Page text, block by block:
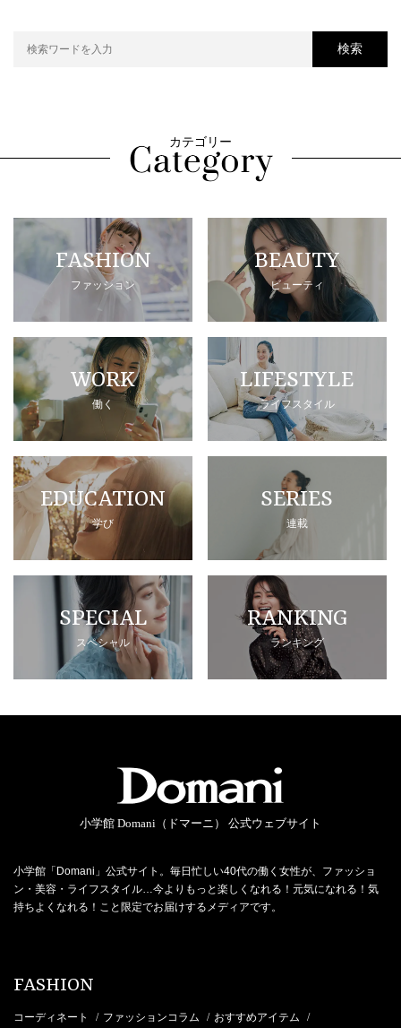
検索
カテゴリー
FASHION
ファッション
BEAUTY
ビューティ
WORK
働く
LIFESTYLE
ライフスタイル
EDUCATION
学び
SERIES
連載
SPECIAL
スペシャル
RANKING
ランキング
小学館 Domani（ドマーニ） 公式ウェブサイト
小学館「Domani」公式サイト。毎日忙しい40代の働く女性が、ファッショ
ン・美容・ライフスタイル…今よりもっと楽しくなれる！元気になれる！気
持ちよくなれる！こと限定でお届けするメディアです。
FASHION
コーディネート / ファッションコラム / おすすめアイテム /